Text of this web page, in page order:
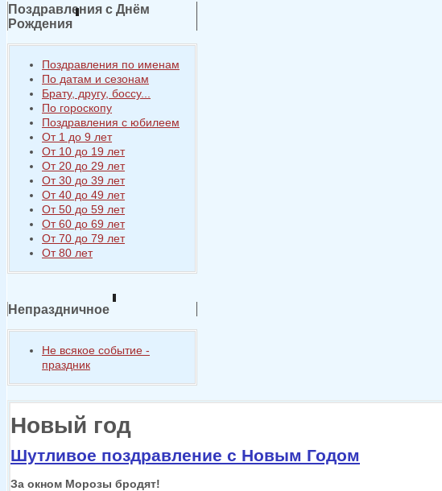
Поздравления с Днём
Рождения
Поздравления по именам
По датам и сезонам
Брату, другу, боссу...
По гороскопу
Поздравления с юбилеем
От 1 до 9 лет
От 10 до 19 лет
От 20 до 29 лет
От 30 до 39 лет
От 40 до 49 лет
От 50 до 59 лет
От 60 до 69 лет
От 70 до 79 лет
От 80 лет
Непраздничное
Не всякое событие -
праздник
Новый год
Шутливое поздравление с Новым Годом
За окном Морозы бродят!